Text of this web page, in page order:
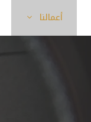
أعمالنا